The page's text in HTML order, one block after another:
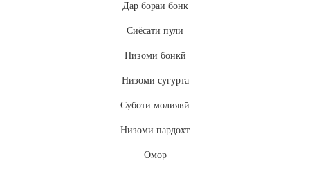
Дар бораи бонк
Сиёсати пулӣ
Низоми бонкӣ
Низоми суғурта
Суботи молиявӣ
Низоми пардохт
Омор